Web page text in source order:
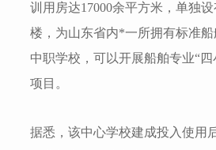
训用房达17000余平方米，单独
楼，为山东省内*一所拥有标准
中职学校，可以开展船舶专业“
项目。
据悉，该中心学校建成投入使用